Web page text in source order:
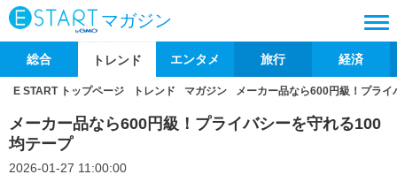
マガジン
総合 トレンド エンタメ 旅行 経済
E START トップページ トレンド マガジン メーカー品なら600円級！プラ
メーカー品なら600円級！プライバシーを守れる100
均テープ
2026-01-27 11:00:00